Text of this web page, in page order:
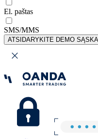
El. paštas
SMS/MMS
ATSIDARYKITE DEMO